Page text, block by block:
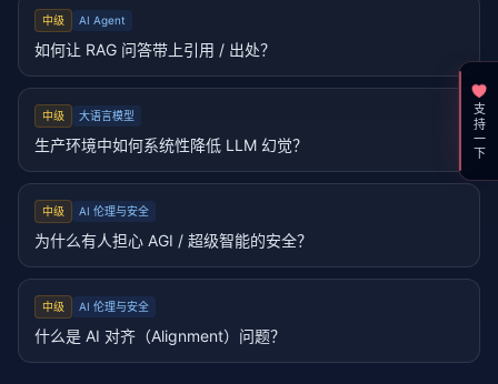
中级 AI Agent
如何让 RAG 问答带上引用 / 出处？
中级 大语言模型
生产环境中如何系统性降低 LLM 幻觉？
中级 AI 伦理与安全
为什么有人担心 AGI / 超级智能的安全？
中级 AI 伦理与安全
什么是 AI 对齐（Alignment）问题？
支持一下